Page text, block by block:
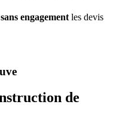
sans engagement les devis
de